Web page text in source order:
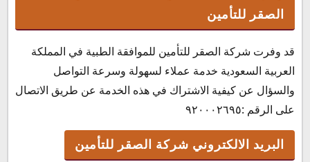
الصقر للتأمين
قد وفرت شركة الصقر للتأمين للموافقة الطبية في المملكة
العربية السعودية خدمة عملاء لسهولة وسرعة التواصل
والسؤال عن كيفية الاشتراك في هذه الخدمة عن طريق الاتصال
على الرقم :٩٢٠٠٠٢٦٩٥
البريد الالكتروني شركة الصقر للتأمين